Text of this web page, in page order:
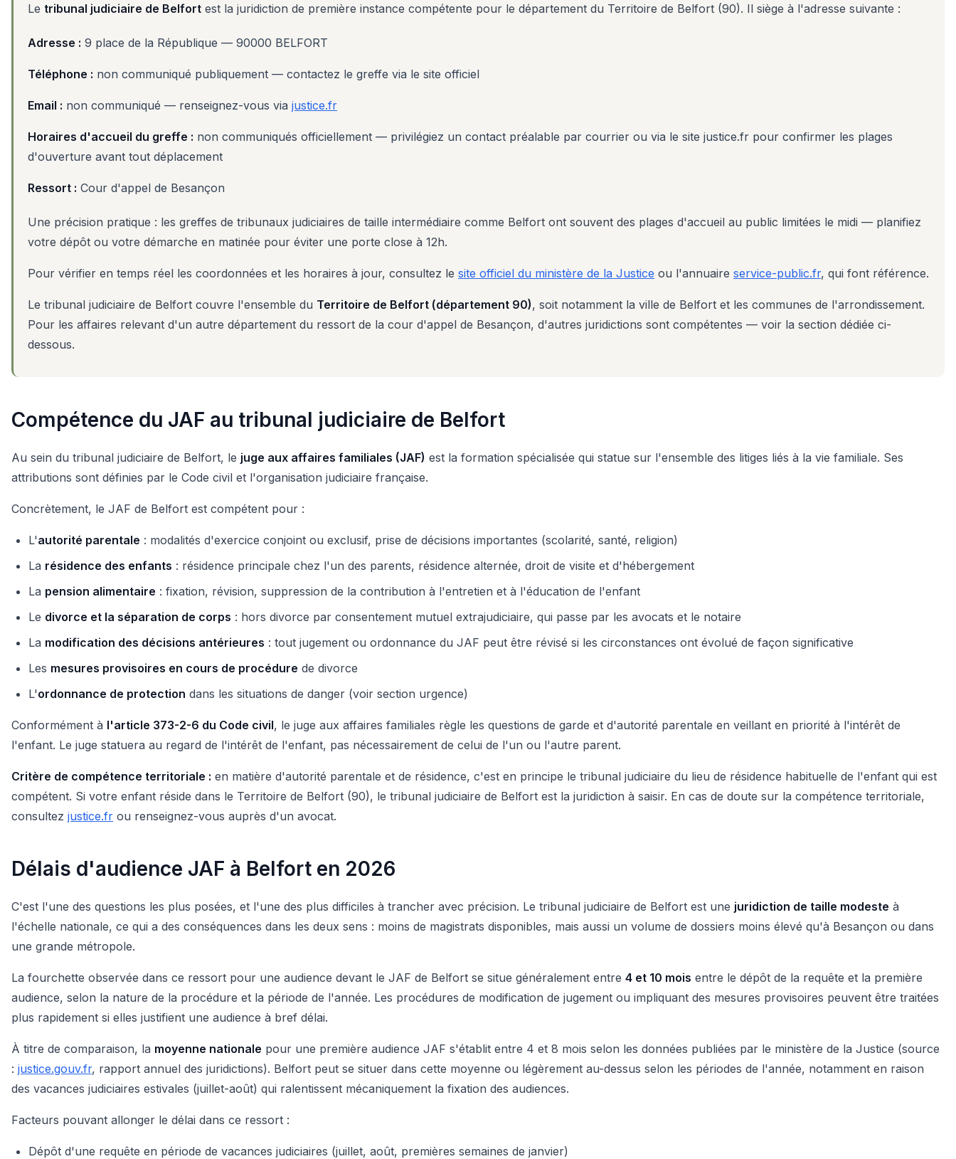
Le tribunal judiciaire de Belfort est la juridiction de première instance compétente pour le département du Territoire de Belfort (90). Il siège à l'adresse suivante :
Adresse : 9 place de la République — 90000 BELFORT
Téléphone : non communiqué publiquement — contactez le greffe via le site officiel
Email : non communiqué — renseignez-vous via justice.fr
Horaires d'accueil du greffe : non communiqués officiellement — privilégiez un contact préalable par courrier ou via le site justice.fr pour confirmer les plages
d'ouverture avant tout déplacement
Ressort : Cour d'appel de Besançon
Une précision pratique : les greffes de tribunaux judiciaires de taille intermédiaire comme Belfort ont souvent des plages d'accueil au public limitées le midi — planifiez
votre dépôt ou votre démarche en matinée pour éviter une porte close à 12h.
Pour vérifier en temps réel les coordonnées et les horaires à jour, consultez le site officiel du ministère de la Justice ou l'annuaire service-public.fr, qui font référence.
Le tribunal judiciaire de Belfort couvre l'ensemble du Territoire de Belfort (département 90), soit notamment la ville de Belfort et les communes de l'arrondissement.
Pour les affaires relevant d'un autre département du ressort de la cour d'appel de Besançon, d'autres juridictions sont compétentes — voir la section dédiée ci-
dessous.
Compétence du JAF au tribunal judiciaire de Belfort
Au sein du tribunal judiciaire de Belfort, le juge aux affaires familiales (JAF) est la formation spécialisée qui statue sur l'ensemble des litiges liés à la vie familiale. Ses
attributions sont définies par le Code civil et l'organisation judiciaire française.
Concrètement, le JAF de Belfort est compétent pour :
L'autorité parentale : modalités d'exercice conjoint ou exclusif, prise de décisions importantes (scolarité, santé, religion)
La résidence des enfants : résidence principale chez l'un des parents, résidence alternée, droit de visite et d'hébergement
La pension alimentaire : fixation, révision, suppression de la contribution à l'entretien et à l'éducation de l'enfant
Le divorce et la séparation de corps : hors divorce par consentement mutuel extrajudiciaire, qui passe par les avocats et le notaire
La modification des décisions antérieures : tout jugement ou ordonnance du JAF peut être révisé si les circonstances ont évolué de façon significative
Les mesures provisoires en cours de procédure de divorce
L'ordonnance de protection dans les situations de danger (voir section urgence)
Conformément à l'article 373-2-6 du Code civil, le juge aux affaires familiales règle les questions de garde et d'autorité parentale en veillant en priorité à l'intérêt de
l'enfant. Le juge statuera au regard de l'intérêt de l'enfant, pas nécessairement de celui de l'un ou l'autre parent.
Critère de compétence territoriale : en matière d'autorité parentale et de résidence, c'est en principe le tribunal judiciaire du lieu de résidence habituelle de l'enfant qui est
compétent. Si votre enfant réside dans le Territoire de Belfort (90), le tribunal judiciaire de Belfort est la juridiction à saisir. En cas de doute sur la compétence territoriale,
consultez justice.fr ou renseignez-vous auprès d'un avocat.
Délais d'audience JAF à Belfort en 2026
C'est l'une des questions les plus posées, et l'une des plus difficiles à trancher avec précision. Le tribunal judiciaire de Belfort est une juridiction de taille modeste à
l'échelle nationale, ce qui a des conséquences dans les deux sens : moins de magistrats disponibles, mais aussi un volume de dossiers moins élevé qu'à Besançon ou dans
une grande métropole.
La fourchette observée dans ce ressort pour une audience devant le JAF de Belfort se situe généralement entre 4 et 10 mois entre le dépôt de la requête et la première
audience, selon la nature de la procédure et la période de l'année. Les procédures de modification de jugement ou impliquant des mesures provisoires peuvent être traitées
plus rapidement si elles justifient une audience à bref délai.
À titre de comparaison, la moyenne nationale pour une première audience JAF s'établit entre 4 et 8 mois selon les données publiées par le ministère de la Justice (source
: justice.gouv.fr, rapport annuel des juridictions). Belfort peut se situer dans cette moyenne ou légèrement au-dessus selon les périodes de l'année, notamment en raison
des vacances judiciaires estivales (juillet-août) qui ralentissent mécaniquement la fixation des audiences.
Facteurs pouvant allonger le délai dans ce ressort :
Dépôt d'une requête en période de vacances judiciaires (juillet, août, premières semaines de janvier)